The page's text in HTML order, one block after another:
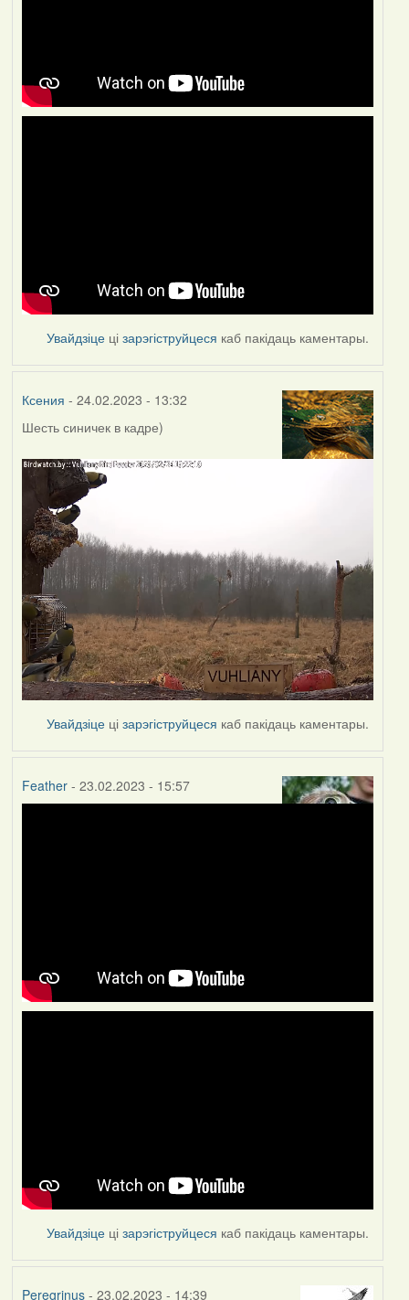
Увайдзіце цізарэгіструйцеся каб пакідаць каментары.
Ксения - 24.02.2023 - 13:32
Шесть синичек в кадре)
Увайдзіце цізарэгіструйцеся каб пакідаць каментары.
Feather- 23.02.2023 - 15:57
Увайдзіце цізарэгіструйцеся каб пакідаць каментары.
Peregrinus- 23.02.2023 - 14:39